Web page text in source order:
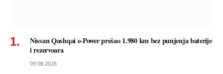
Nissan Qashqai e-Power prešao 1.980 km bez punjenja baterije
i rezervoara
09.08.2026